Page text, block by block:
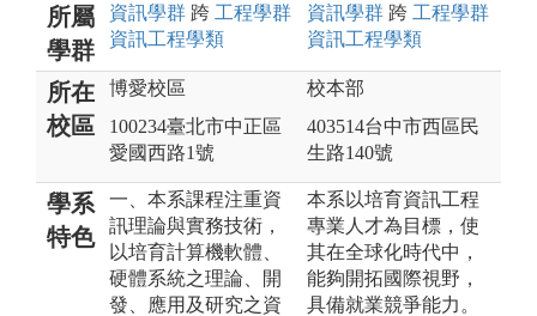
所屬
學群
資訊學群 跨 工程學群
資訊工程學類
資訊學群 跨 工程學群
資訊工程學類
所在
校區
博愛校區
100234臺北市中正區
愛國西路1號
校本部
403514台中市西區民
生路140號
學系
特色
一、本系課程注重資
訊理論與實務技術，
以培育計算機軟體、
硬體系統之理論、開
發、應用及研究之資
本系以培育資訊工程
專業人才為目標，使
其在全球化時代中，
能夠開拓國際視野，
具備就業競爭能力。